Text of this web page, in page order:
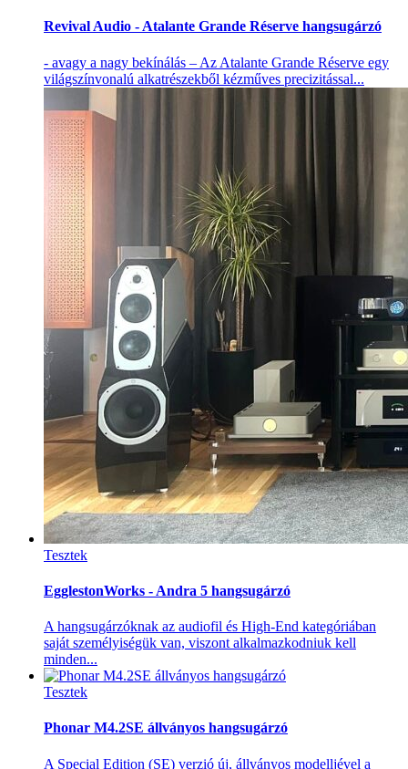
Revival Audio - Atalante Grande Réserve hangsugárzó
- avagy a nagy bekínálás – Az Atalante Grande Réserve egy
világszínvonalú alkatrészekből kézműves precizitással...
Tesztek
EgglestonWorks - Andra 5 hangsugárzó
A hangsugárzóknak az audiofil és High-End kategóriában
saját személyiségük van, viszont alkalmazkodniuk kell
minden...
Tesztek
Phonar M4.2SE állványos hangsugárzó
A Special Edition (SE) verzió új, állványos modelljével a